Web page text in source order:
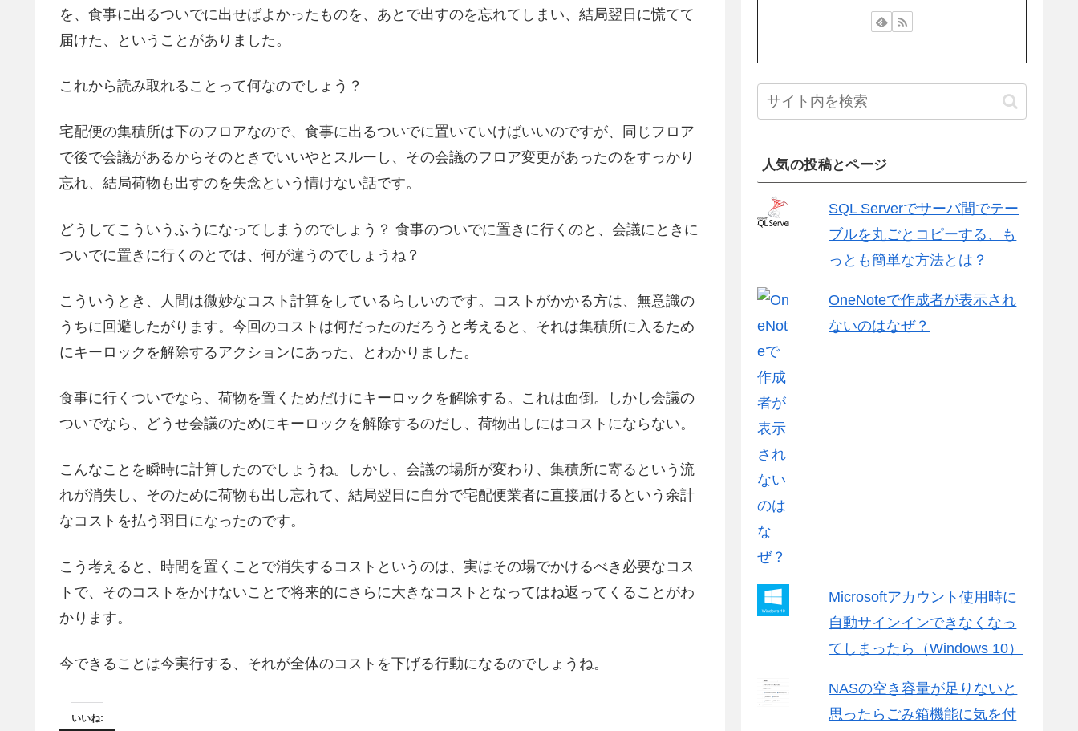
を、食事に出るついでに出せばよかったものを、あとで出すのを忘れてしまい、結局翌日に慌てて
届けた、ということがありました。
これから読み取れることって何なのでしょう？
宅配便の集積所は下のフロアなので、食事に出るついでに置いていけばいいのですが、同じフロア
で後で会議があるからそのときでいいやとスルーし、その会議のフロア変更があったのをすっかり
忘れ、結局荷物も出すのを失念という情けない話です。
どうしてこういうふうになってしまうのでしょう？ 食事のついでに置きに行くのと、会議にときに
ついでに置きに行くのとでは、何が違うのでしょうね？
こういうとき、人間は微妙なコスト計算をしているらしいのです。コストがかかる方は、無意識の
うちに回避したがります。今回のコストは何だったのだろうと考えると、それは集積所に入るため
にキーロックを解除するアクションにあった、とわかりました。
食事に行くついでなら、荷物を置くためだけにキーロックを解除する。これは面倒。しかし会議の
ついでなら、どうせ会議のためにキーロックを解除するのだし、荷物出しにはコストにならない。
こんなことを瞬時に計算したのでしょうね。しかし、会議の場所が変わり、集積所に寄るという流
れが消失し、そのために荷物も出し忘れて、結局翌日に自分で宅配便業者に直接届けるという余計
なコストを払う羽目になったのです。
こう考えると、時間を置くことで消失するコストというのは、実はその場でかけるべき必要なコス
トで、そのコストをかけないことで将来的にさらに大きなコストとなってはね返ってくることがわ
かります。
今できることは今実行する、それが全体のコストを下げる行動になるのでしょうね。
いいね:
人気の投稿とページ
SQL Serverでサーバ間でテー
ブルを丸ごとコピーする、も
っとも簡単な方法とは？
OneNoteで作成者が表示され
ないのはなぜ？
Microsoftアカウント使用時に
自動サインインできなくなっ
てしまったら（Windows 10）
NASの空き容量が足りないと
思ったらごみ箱機能に気を付